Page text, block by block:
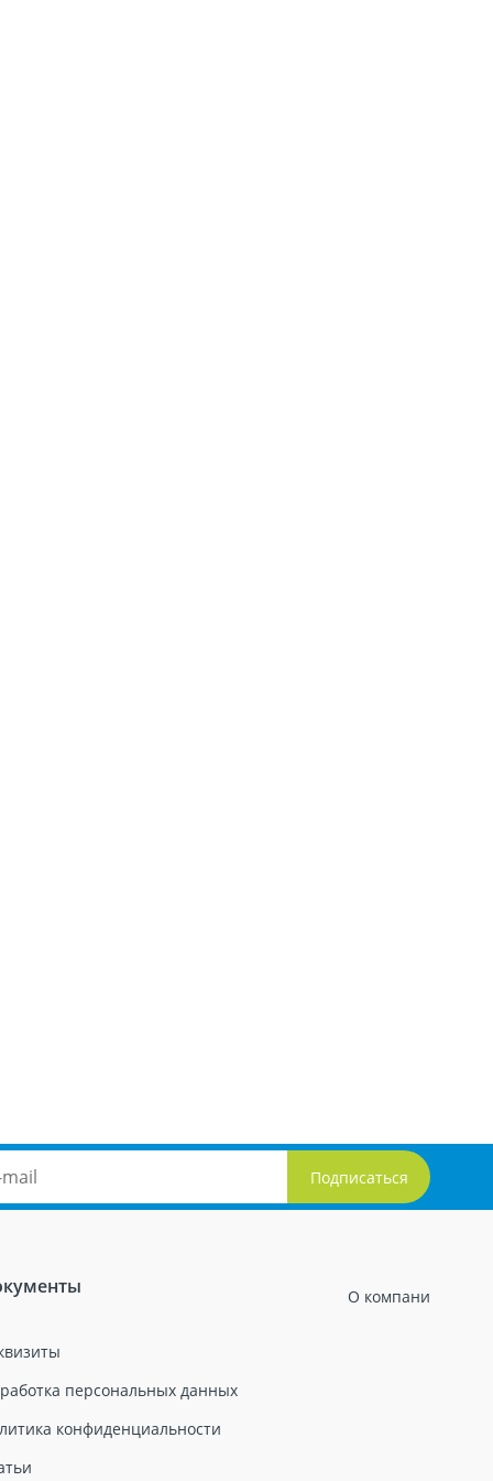
персональных данных
конфиденциальности
О компани